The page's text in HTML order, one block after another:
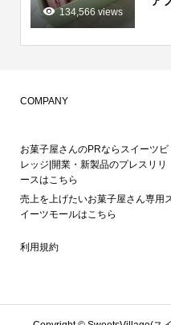
134,566 views
COMPANY
お菓子屋さんのPRならスイーツビ
レッジ|開業・新製品のプレスリリ
ースはこちら
売上を上げたいお菓子屋さん専用
イーツモールはこちら
利用規約